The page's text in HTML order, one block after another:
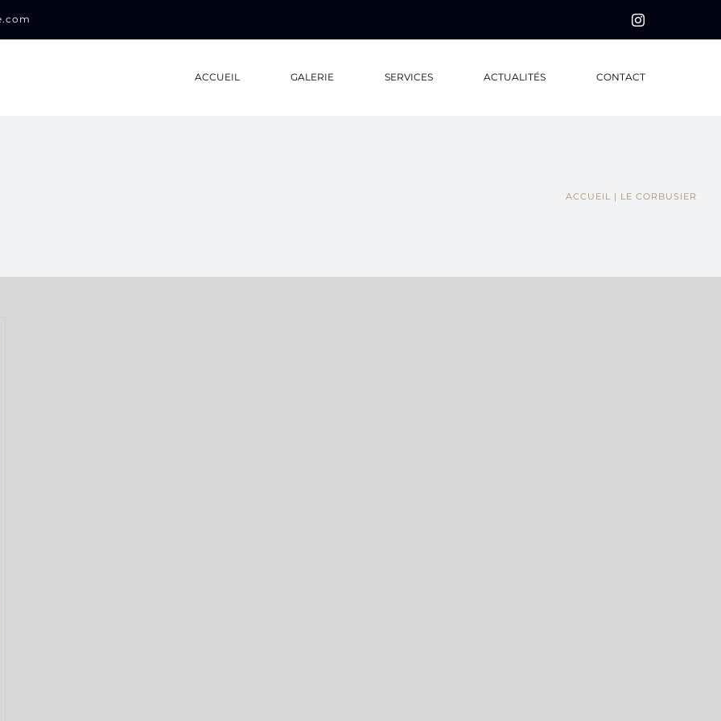
Instagram
ACCUEIL GALERIE SERVICES ACTUALITÉS CONTACT
ACCUEIL LE CORBUSIER